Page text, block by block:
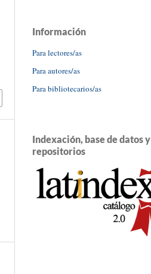
Información
Para lectores/as
Para autores/as
Para bibliotecarios/as
Indexación, base de datos y
repositorios